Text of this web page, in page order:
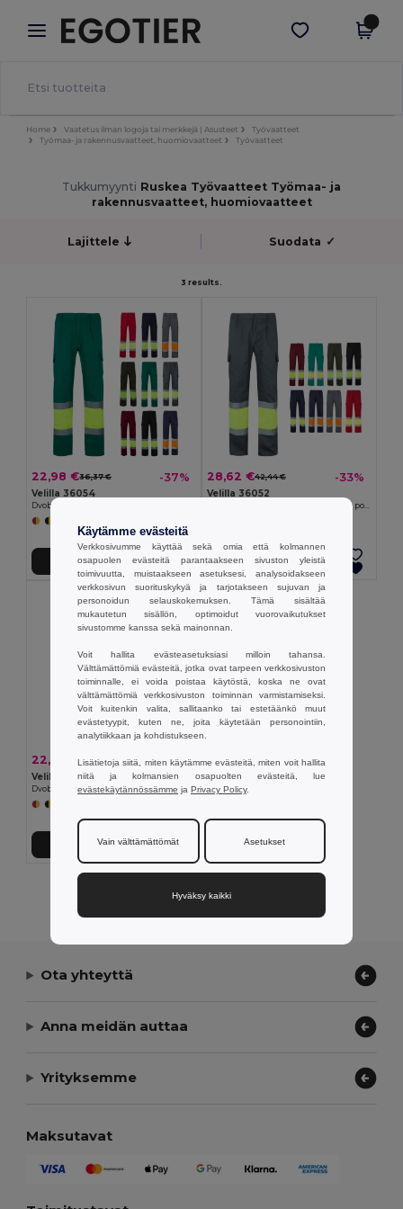
× Egotier-sovellus
Paremmat hinnat appissa!
Hae sovellus
Home Vaatetus ilman logoja tai merkkejä | Asusteet
Työvaatteet
Työmaa- ja rakennusvaatteet, huomiovaatteet
Työvaatteet
Tukkumyynti Ruskea Työvaatteet Työmaa- ja
rakennusvaatteet, huomiovaatteet
Lajittele Suodata ✓
3 results.
22,98 €36,37 € -37%
Velilla 36054
Lisää Ostokoriin
28,62 €42,44 € -33%
Velilla 36052
Dvobarvne hlače iz kepra (210 g/m²), podložene, z več žepi, iz bombaža (20 %) in poliestra (80 %)
Lisää Ostokoriin
22,98 € 38,07 € -40%
Velilla 36056
Dvobarvne hlače iz kepra z več žepi (210 g/m²), iz bombaža (20 %) in poliestra (80 %)
Lisää Ostokoriin
Ota yhteyttä
Anna meidän auttaa
Yrityksemme
Maksutavat
Käytämme evästeitä
Verkkosivumme käyttää sekä omia että kolmannen
osapuolen evästeitä parantaakseen sivuston yleistä
toimivuutta, muistaakseen asetuksesi, analysoidakseen
verkkosivun suorituskykyä ja tarjotakseen sujuvan ja
personoidun selauskokemuksen. Tämä sisältää
mukautetun sisällön, optimoidut vuorovaikutukset
sivustomme kanssa sekä mainonnan.
Voit hallita evästeasetuksiasi milloin tahansa.
Välttämättömiä evästeitä, jotka ovat tarpeen verkkosivuston
toiminnalle, ei voida poistaa käytöstä, koska ne ovat
välttämättömiä verkkosivuston toiminnan varmistamiseksi.
Voit kuitenkin valita, sallitaanko tai estetäänkö muut
evästetyypit, kuten ne, joita käytetään personointiin,
analytiikkaan ja kohdistukseen.
Lisätietoja siitä, miten käytämme evästeitä, miten voit hallita
niitä ja kolmansien osapuolten evästeitä, lue
evästekäytännössämme ja Privacy Policy.
Vain välttämättömät Asetukset
Hyväksy kaikki